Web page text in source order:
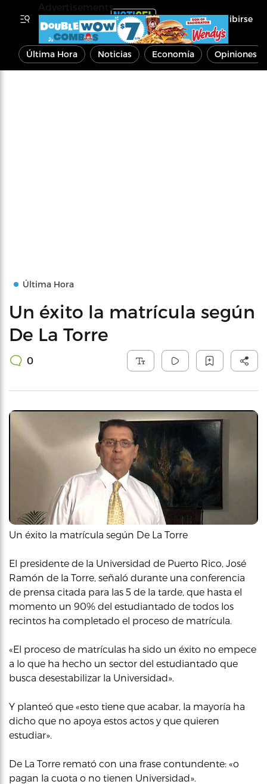
Inscribirse
Última Hora Noticias Economía Opiniones
Última Hora
Un éxito la matrícula según
De La Torre
0
Un éxito la matrícula según De La Torre
El presidente de la Universidad de Puerto Rico, José
Ramón de la Torre, señaló durante una conferencia
de prensa citada para las 5 de la tarde, que hasta el
momento un 90% del estudiantado de todos los
recintos ha completado el proceso de matrícula.
«El proceso de matrículas ha sido un éxito no empece
a lo que ha hecho un sector del estudiantado que
busca desestabilizar la Universidad».
Y planteó que «esto tiene que acabar, la mayoría ha
dicho que no apoya estos actos y que quieren
estudiar».
De La Torre remató con una frase contundente: «o
pagan la cuota o no tienen Universidad».
Advertisements